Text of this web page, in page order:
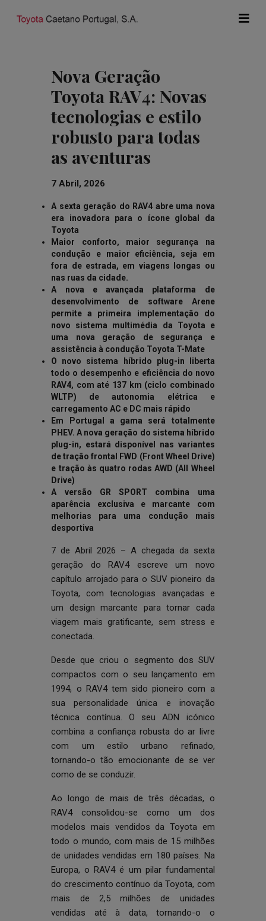
Nova Geração
Toyota RAV4: Novas
tecnologias e estilo
robusto para todas
as aventuras
7 Abril, 2026
A sexta geração do RAV4 abre uma nova
era inovadora para o ícone global da
Toyota
Maior conforto, maior segurança na
condução e maior eficiência, seja em
fora de estrada, em viagens longas ou
nas ruas da cidade.
A nova e avançada plataforma de
desenvolvimento de software Arene
permite a primeira implementação do
novo sistema multimédia da Toyota e
uma nova geração de segurança e
assistência à condução Toyota T-Mate
O novo sistema híbrido plug-in liberta
todo o desempenho e eficiência do novo
RAV4, com até 137 km (ciclo combinado
WLTP) de autonomia elétrica e
carregamento AC e DC mais rápido
Em Portugal a gama será totalmente
PHEV. A nova geração do sistema híbrido
plug-in, estará disponível nas variantes
de tração frontal FWD (Front Wheel Drive)
e tração às quatro rodas AWD (All Wheel
Drive)
A versão GR SPORT combina uma
aparência exclusiva e marcante com
melhorias para uma condução mais
desportiva
7 de Abril 2026 – A chegada da sexta
geração do RAV4 escreve um novo
capítulo arrojado para o SUV pioneiro da
Toyota, com tecnologias avançadas e
um design marcante para tornar cada
viagem mais gratificante, sem stress e
conectada.
Desde que criou o segmento dos SUV
compactos com o seu lançamento em
1994, o RAV4 tem sido pioneiro com a
sua personalidade única e inovação
técnica contínua. O seu ADN icónico
combina a confiança robusta do ar livre
com um estilo urbano refinado,
tornando-o tão emocionante de se ver
como de se conduzir.
Ao longo de mais de três décadas, o
RAV4 consolidou-se como um dos
modelos mais vendidos da Toyota em
todo o mundo, com mais de 15 milhões
de unidades vendidas em 180 países. Na
Europa, o RAV4 é um pilar fundamental
do crescimento contínuo da Toyota, com
mais de 2,5 milhões de unidades
vendidas até à data, tornando-o o